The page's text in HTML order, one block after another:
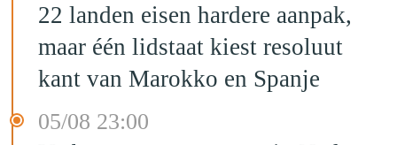
22 landen eisen hardere aanpak,
maar één lidstaat kiest resoluut
kant van Marokko en Spanje
05/08 23:00